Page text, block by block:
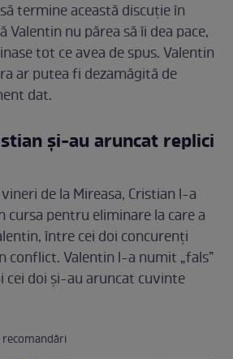
termine această discuție în
nu părea să îi dea pace,
tot ce avea de spus. Valentin
ar putea fi dezamăgită de
dat.
și-au aruncat replici
de la Mireasa, Cristian l-a
cursa pentru eliminare la care a
între cei doi concurenți
conflict. Valentin l-a numit „fals”
cei doi și-au aruncat cuvinte